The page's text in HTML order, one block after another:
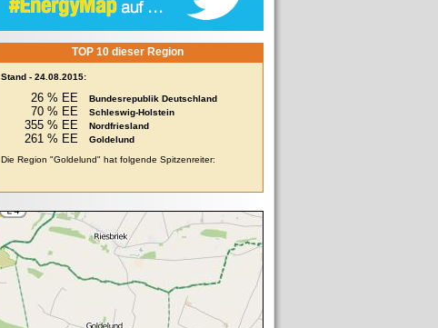
TOP 10 dieser Region
Stand - 24.08.2015:
26 % EE Bundesrepublik Deutschland
70 % EE Schleswig-Holstein
355 % EE Nordfriesland
261 % EE
Goldelund
Die Region "Goldelund" hat folgende Spitzenreiter: